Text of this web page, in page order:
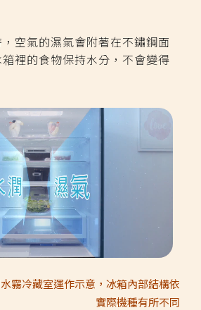
霧冷藏室運作示意，冰箱內部結構依
實際機種有所不同
空氣的濕氣會附著在不鏽鋼面
裡的食物保持水分，不會變得